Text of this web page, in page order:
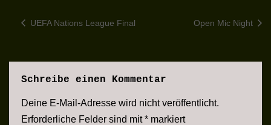
UEFA Nations League Final Open Mic Night
Schreibe einen Kommentar
Deine E-Mail-Adresse wird nicht veröffentlicht.
Erforderliche Felder sind mit* markiert